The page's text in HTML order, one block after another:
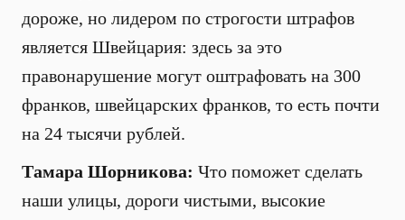
дороже, но лидером по строгости штрафов
является Швейцария: здесь за это
правонарушение могут оштрафовать на 300
франков, швейцарских франков, то есть почти
на 24 тысячи рублей.
Тамара Шорникова: Что поможет сделать
наши улицы, дороги чистыми, высокие